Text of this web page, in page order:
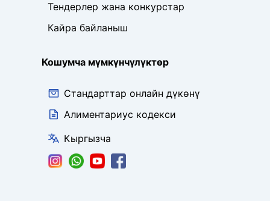
Кошумча мүмкүнчүлүктөр
Тендерлер жана конкурстар
Кайра байланыш
Стандарттар онлайн дүкөнү
Алиментариус кодекси
Кыргызча